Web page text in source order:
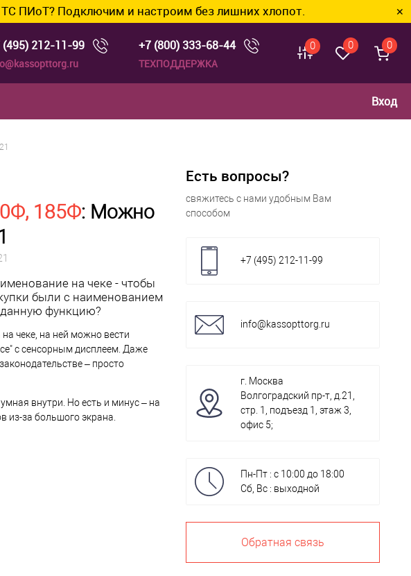
и настроим без лишних хлопот. ✕
(495) 212-11-99 +7 (800) 333-68-44
ТЕХПОДДЕРЖКА
0 0 0
Вход
185Ф: Можно
на чеке - чтобы
были с наименованием
данную функцию?
чеке, на ней можно вести
с сенсорным дисплеем. Даже
– просто
внутри. Но есть и минус – на
из-за большого экрана.
Есть вопросы?
свяжитесь с нами удобным Вам
способом
+7 (495) 212-11-99
info@kassopttorg.ru
г. Москва
Волгоградский пр-т, д.21,
стр. 1, подъезд 1, этаж 3,
офис 5;
Пн-Пт : с 10:00 до 18:00
Сб, Вс : выходной
Обратная связь